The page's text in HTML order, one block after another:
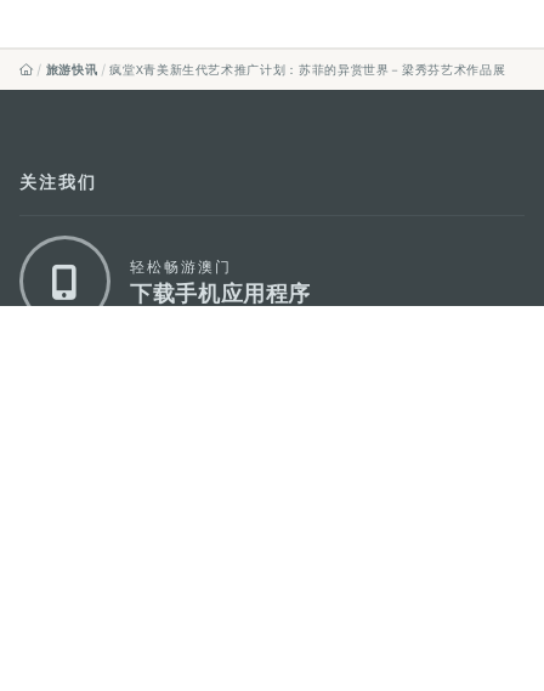
旅游快讯 疯堂X青美新生代艺术推广计划：苏菲的异赏世界－梁秀芬艺术作品展
关注我们
轻松畅游澳门
下载手机应用程序